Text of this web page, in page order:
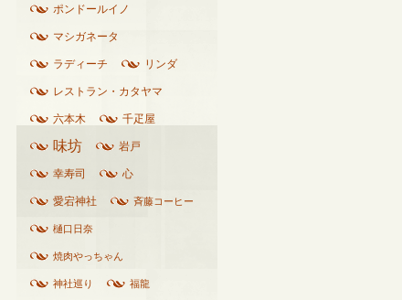
ポンドールイノ
マシガネータ
ラディーチ
リンダ
レストラン・カタヤマ
六本木 千疋屋
味坊
岩戸
幸寿司
心
愛宕神社
斉藤コーヒー
樋口日奈
焼肉やっちゃん
神社巡り
福龍